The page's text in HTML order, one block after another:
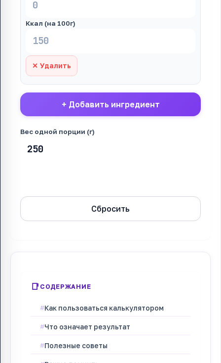
Ккал (на 100г)
✕ Удалить
+ Добавить ингредиент
Вес одной порции (г)
Сбросить
СОДЕРЖАНИЕ
Как пользоваться калькулятором
Что означает результат
Полезные советы